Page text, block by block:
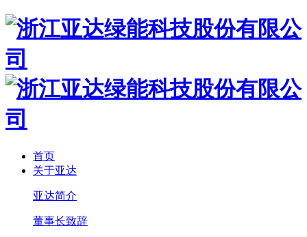
首页
关于亚达
亚达简介
董事长致辞